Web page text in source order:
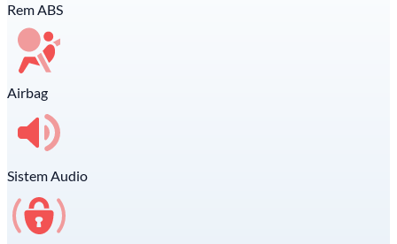
Rem ABS
Airbag
Sistem Audio